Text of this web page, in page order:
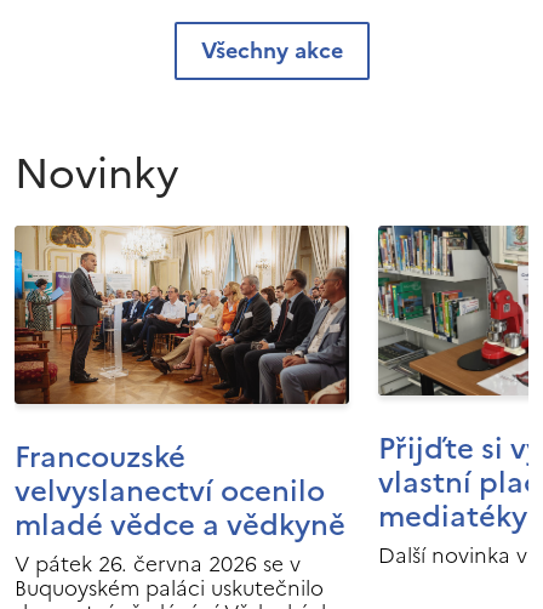
Všechny akce
Novinky
Francouzské
velvyslanectví ocenilo
mladé vědce a vědkyně
V pátek 26. června 2026 se v
Buquoyském paláci uskutečnilo
Přijďte si
vlastní
mediatéky
Další novinka v